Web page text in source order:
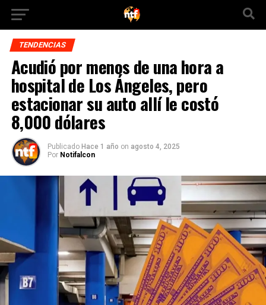
TENDENCIAS
Acudió por menos de una hora a
hospital de Los Ángeles, pero
estacionar su auto allí le costó
8,000 dólares
Publicado Hace 1 año on agosto 4, 2025
Por Notifalcon